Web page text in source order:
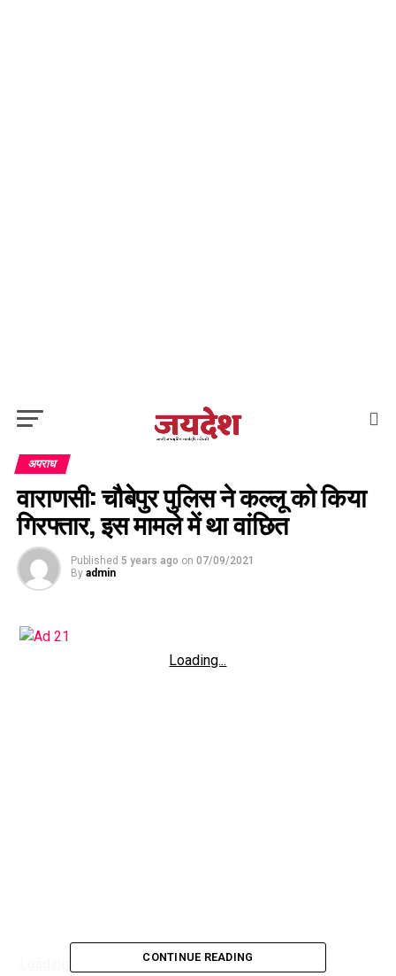
अपराध
वाराणसी: चौबेपुर पुलिस ने कल्लू को किया
गिरफ्तार, इस मामले में था वांछित
Published 5 years ago on 07/09/2021
By admin
Loading...
CONTINUE READING